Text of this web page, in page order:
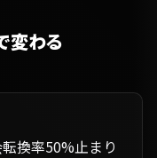
変わる
換率50%止まり